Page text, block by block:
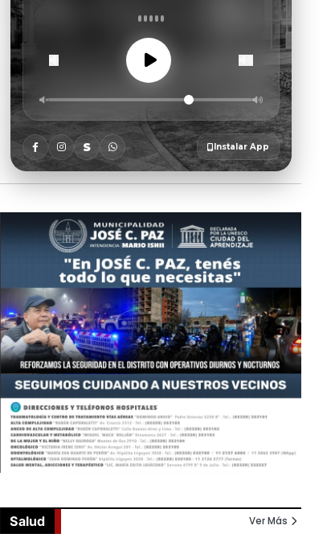
Salud Ver Más